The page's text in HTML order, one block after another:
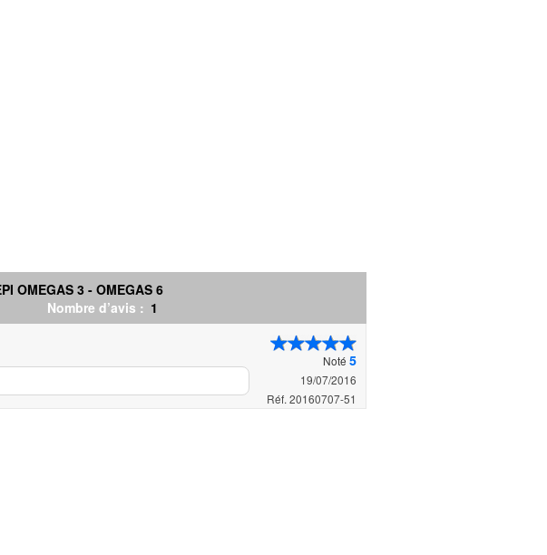
OMEGAS 3 - OMEGAS 6
Nombre d’avis : 1
Noté 5
19/07/2016
Réf. 20160707-51